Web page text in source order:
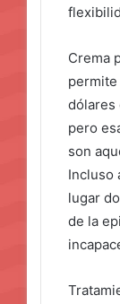
Crema
permite
dólares
pero
son
Incluso
lugar
de la